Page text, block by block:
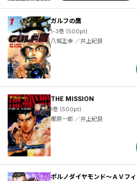
ガルフの鷹
1-3巻 (500pt)
八城正幸 ／井上紀良
THE MISSION
1巻 (500pt)
樫原一郎 ／井上紀良
ポルノダイヤモンド～ＡＶフ